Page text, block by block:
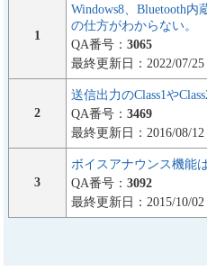
1
Windows8、Bluetooth
の仕方がわからない。
QA番号： 3065
最終更新日：2022/07/25
2
送信出力のClass1や
QA番号： 3469
最終更新日：2016/08/12
3
ボイスアナウンス機能
QA番号： 3092
最終更新日：2015/10/02